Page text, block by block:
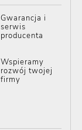
Gwarancja i
serwis
producenta
Wspieramy
rozwój twojej
firmy